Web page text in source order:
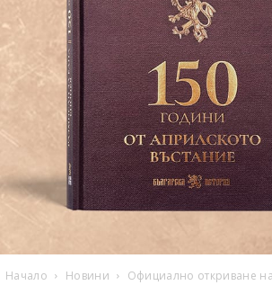
Начало Новини Официално откриване на